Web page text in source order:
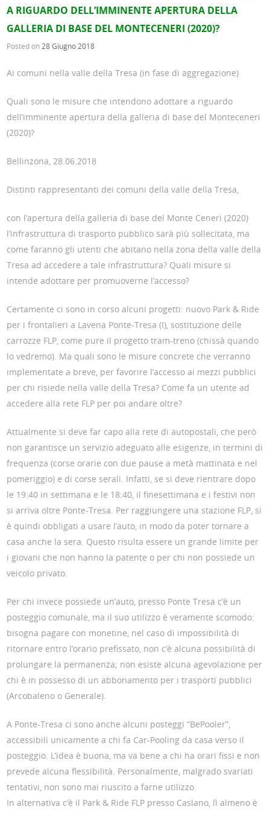
A RIGUARDO DELL’IMMINENTE APERTURA DELLA
GALLERIA DI BASE DEL MONTECENERI (2020)?
Posted on 28 Giugno 2018
Ai comuni nella valle della Tresa (in fase di aggregazione)
Quali sono le misure che intendono adottare a riguardo
dell’imminente apertura della galleria di base del Monteceneri
(2020)?
Bellinzona, 28.06.2018
Distinti rappresentanti dei comuni della valle della Tresa,
con l’apertura della galleria di base del Monte Ceneri (2020)
l’infrastruttura di trasporto pubblico sarà più sollecitata, ma
come faranno gli utenti che abitano nella zona della valle della
Tresa ad accedere a tale infrastruttura? Quali misure si
intende adottare per promuoverne l’accesso?
Certamente ci sono in corso alcuni progetti: nuovo Park & Ride
per i frontalieri a Lavena Ponte-Tresa (I), sostituzione delle
carrozze FLP, come pure il progetto tram-treno (chissà quando
lo vedremo). Ma quali sono le misure concrete che verranno
implementate a breve, per favorire l’accesso ai mezzi pubblici
per chi risiede nella valle della Tresa? Come fa un utente ad
accedere alla rete FLP per poi andare oltre?
Attualmente si deve far capo alla rete di autopostali, che però
non garantisce un servizio adeguato alle esigenze, in termini di
frequenza (corse orarie con due pause a metà mattinata e nel
pomeriggio) e di corse serali. Infatti, se si deve rientrare dopo
le 19:40 in settimana e le 18:40, il finesettimana e i festivi non
si arriva oltre Ponte-Tresa. Per raggiungere una stazione FLP, si
è quindi obbligati a usare l’auto, in modo da poter tornare a
casa anche la sera. Questo risulta essere un grande limite per
i giovani che non hanno la patente o per chi non possiede un
veicolo privato.
Per chi invece possiede un’auto, presso Ponte Tresa c’è un
posteggio comunale, ma il suo utilizzo è veramente scomodo:
bisogna pagare con monetine, nel caso di impossibilità di
ritornare entro l’orario prefissato, non c’è alcuna possibilità di
prolungare la permanenza; non esiste alcuna agevolazione per
chi è in possesso di un abbonamento per i trasporti pubblici
(Arcobaleno o Generale).
A Ponte-Tresa ci sono anche alcuni posteggi “BePooler”,
accessibili unicamente a chi fa Car-Pooling da casa verso il
posteggio. L’idea è buona, ma va bene a chi ha orari fissi e non
prevede alcuna flessibilità. Personalmente, malgrado svariati
tentativi, non sono mai riuscito a farne utilizzo.
In alternativa c’è il Park & Ride FLP presso Caslano, lì almeno è